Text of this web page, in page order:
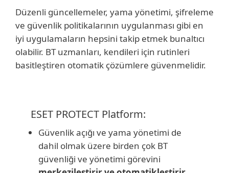
Düzenli güncellemeler, yama yönetimi, şifreleme
ve güvenlik politikalarının uygulanması gibi en
iyi uygulamaların hepsini takip etmek bunaltıcı
olabilir. BT uzmanları, kendileri için rutinleri
basitleştiren otomatik çözümlere güvenmelidir.
ESET PROTECT Platform:
Güvenlik açığı ve yama yönetimi de
dahil olmak üzere birden çok BT
güvenliği ve yönetimi görevini